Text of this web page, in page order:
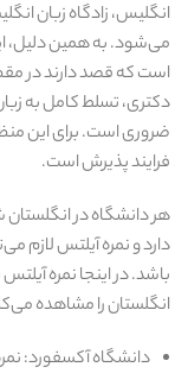
انگلیس، زادگاه زبان
می‌شود. به همین دلیل،
است که قصد دارند در
دکتری، تسلط کامل به
ضروری است. برای این
فرایند پذیرش است.
هر دانشگاه در
دارد و نمره آیلتس لازم
باشد. در اینجا نمره
انگلستان را مشاهده
دانشگاه آکسفورد: نمره ۷.۵ یا